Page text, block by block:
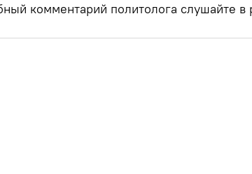
комментарий политолога слушайте в